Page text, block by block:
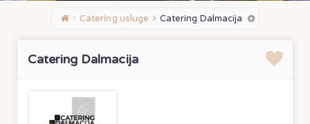
Catering usluge Catering Dalmacija
Catering Dalmacija